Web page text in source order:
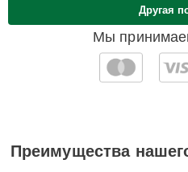
Мы
Другая
Преимущества